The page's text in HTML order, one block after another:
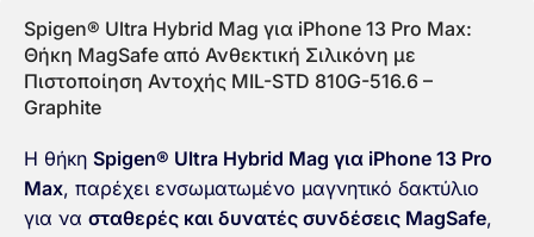
Spigen® Ultra Hybrid Mag για iPhone 13 Pro Max:
Θήκη MagSafe από Ανθεκτική Σιλικόνη με
Πιστοποίηση Αντοχής MIL-STD 810G-516.6 –
Graphite
Η θήκη Spigen® Ultra Hybrid Mag για iPhone 13 Pro
Max, παρέχει ενσωματωμένο μαγνητικό δακτύλιο
για να σταθερές και δυνατές συνδέσεις MagSafe,